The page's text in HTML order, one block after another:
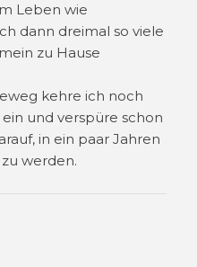
Leben wie
dann dreimal so viele
zu Hause
kehre ich noch
und verspüre schon
in ein paar Jahren
werden.